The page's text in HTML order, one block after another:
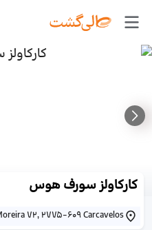
کارکاولز سورف هوس
72, 2775-609 Carcavelos